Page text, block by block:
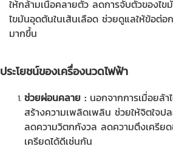
ให้กล้ามเนื้อคลายตัว ลดการจับตัวของไข
ไขมันอุดตันในเส้นเลือด ช่วยดูแลให้ข้อต่อ
มากขึ้น
ประโยชน์ของเครื่องนวดไฟฟ้า
ช่วยผ่อนคลาย : นอกจากการเมื่อยล้
สร้างความเพลิดเพลิน ช่วยให้จิตใจ
ลดความวิตกกังวล ลดความตึงเครีย
เครียดได้ดีเช่นกัน